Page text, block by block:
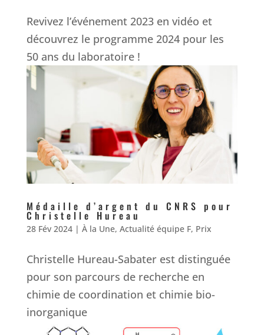
Revivez l’événement 2023 en vidéo et
découvrez le programme 2024 pour les
50 ans du laboratoire !
Médaille d’argent du CNRS pour
Christelle Hureau
28 Fév 2024| À la Une, Actualité équipe F, Prix
Christelle Hureau-Sabater est distinguée
pour son parcours de recherche en
chimie de coordination et chimie bio-
inorganique